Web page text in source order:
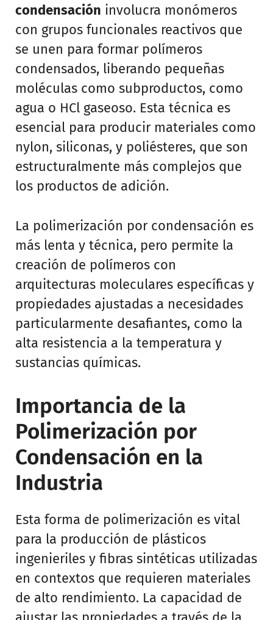
condensación involucra monómeros
con grupos funcionales reactivos que
se unen para formar polímeros
condensados, liberando pequeñas
moléculas como subproductos, como
agua o HCl gaseoso. Esta técnica es
esencial para producir materiales como
nylon, siliconas, y poliésteres, que son
estructuralmente más complejos que
los productos de adición.
La polimerización por condensación es
más lenta y técnica, pero permite la
creación de polímeros con
arquitecturas moleculares específicas y
propiedades ajustadas a necesidades
particularmente desafiantes, como la
alta resistencia a la temperatura y
sustancias químicas.
Importancia de la
Polimerización por
Condensación en la
Industria
Esta forma de polimerización es vital
para la producción de plásticos
ingenieriles y fibras sintéticas utilizadas
en contextos que requieren materiales
de alto rendimiento. La capacidad de